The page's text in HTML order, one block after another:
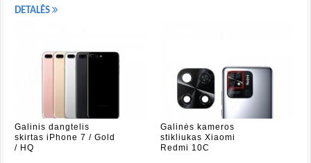
DETALĖS
Galinis dangtelis
skirtas iPhone 7 / Gold
/ HQ
Galinės kameros
stikliukas Xiaomi
Redmi 10C